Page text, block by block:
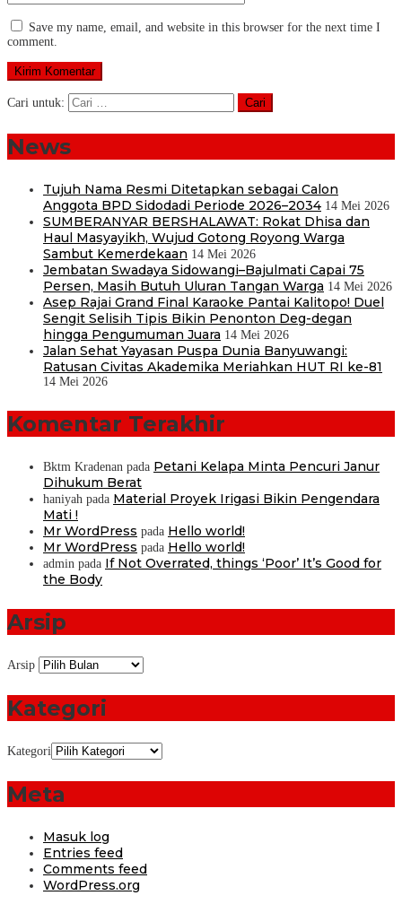
Save my name, email, and website in this browser for the next time I
comment.
Cari untuk:
News
Tujuh Nama Resmi Ditetapkan sebagai Calon
Anggota BPD Sidodadi Periode 2026–2034 14 Mei 2026
SUMBERANYAR BERSHALAWAT: Rokat Dhisa dan
Haul Masyayikh, Wujud Gotong Royong Warga
Sambut Kemerdekaan 14 Mei 2026
Jembatan Swadaya Sidowangi–Bajulmati Capai 75
Persen, Masih Butuh Uluran Tangan Warga 14 Mei 2026
Asep Rajai Grand Final Karaoke Pantai Kalitopo! Duel
Sengit Selisih Tipis Bikin Penonton Deg-degan
hingga Pengumuman Juara 14 Mei 2026
Jalan Sehat Yayasan Puspa Dunia Banyuwangi:
Ratusan Civitas Akademika Meriahkan HUT RI ke-81
14 Mei 2026
Komentar Terakhir
Bktm Kradenan pada Petani Kelapa Minta Pencuri Janur
Dihukum Berat
haniyah pada Material Proyek Irigasi Bikin Pengendara
Mati !
Mr WordPress pada Hello world!
Mr WordPress pada Hello world!
admin pada If Not Overrated, things ‘Poor’ It’s Good for
the Body
Arsip
Arsip
Kategori
Kategori
Meta
Masuk log
Entries feed
Comments feed
WordPress.org